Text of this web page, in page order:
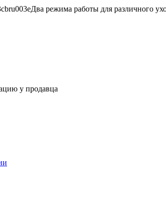
режима работы для
у продавца